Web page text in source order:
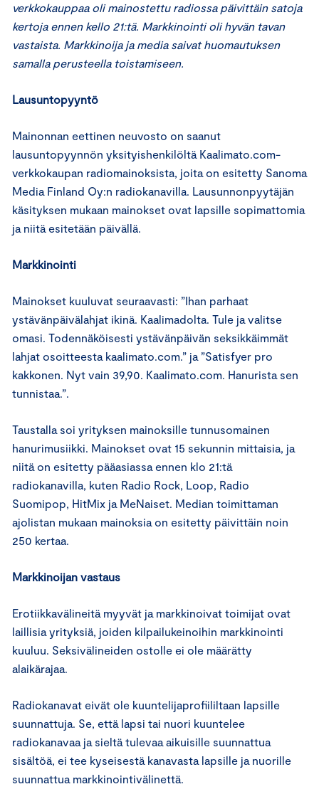
verkkokauppaa oli mainostettu radiossa päivittäin satoja
kertoja ennen kello 21:tä. Markkinointi oli hyvän tavan
vastaista. Markkinoija ja media saivat huomautuksen
samalla perusteella toistamiseen.
Lausuntopyyntö
Mainonnan eettinen neuvosto on saanut
lausuntopyynnön yksityishenkilöltä Kaalimato.com-
verkkokaupan radiomainoksista, joita on esitetty Sanoma
Media Finland Oy:n radiokanavilla. Lausunnonpyytäjän
käsityksen mukaan mainokset ovat lapsille sopimattomia
ja niitä esitetään päivällä.
Markkinointi
Mainokset kuuluvat seuraavasti: ”Ihan parhaat
ystävänpäivälahjat ikinä. Kaalimadolta. Tule ja valitse
omasi. Todennäköisesti ystävänpäivän seksikkäimmät
lahjat osoitteesta kaalimato.com.” ja ”Satisfyer pro
kakkonen. Nyt vain 39,90. Kaalimato.com. Hanurista sen
tunnistaa.”.
Taustalla soi yrityksen mainoksille tunnusomainen
hanurimusiikki. Mainokset ovat 15 sekunnin mittaisia, ja
niitä on esitetty pääasiassa ennen klo 21:tä
radiokanavilla, kuten Radio Rock, Loop, Radio
Suomipop, HitMix ja MeNaiset. Median toimittaman
ajolistan mukaan mainoksia on esitetty päivittäin noin
250 kertaa.
Markkinoijan vastaus
Erotiikkavälineitä myyvät ja markkinoivat toimijat ovat
laillisia yrityksiä, joiden kilpailukeinoihin markkinointi
kuuluu. Seksivälineiden ostolle ei ole määrätty
alaikärajaa.
Radiokanavat eivät ole kuuntelijaprofiililtaan lapsille
suunnattuja. Se, että lapsi tai nuori kuuntelee
radiokanavaa ja sieltä tulevaa aikuisille suunnattua
sisältöä, ei tee kyseisestä kanavasta lapsille ja nuorille
suunnattua markkinointivälinettä.